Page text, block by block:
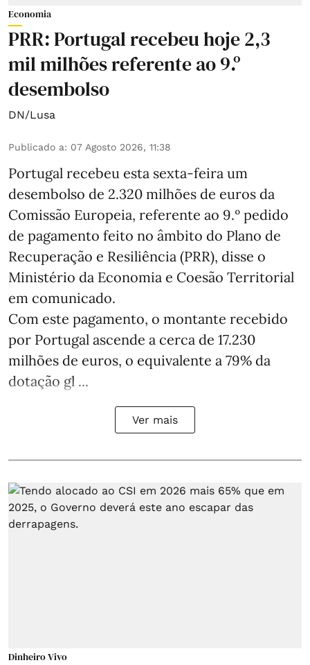
Economia
PRR: Portugal recebeu hoje 2,3
mil milhões referente ao 9.º
desembolso
DN/Lusa
Publicado a: 07 Agosto 2026, 11:38
Portugal recebeu esta sexta-feira um
desembolso de 2.320 milhões de euros da
Comissão Europeia, referente ao 9.º pedido
de pagamento feito no âmbito do Plano de
Recuperação e Resiliência (PRR), disse o
Ministério da Economia e Coesão Territorial
em comunicado.
Com este pagamento, o montante recebido
por Portugal ascende a cerca de 17.230
milhões de euros, o equivalente a 79% da
dotação gl ...
Ver mais
Dinheiro Vivo